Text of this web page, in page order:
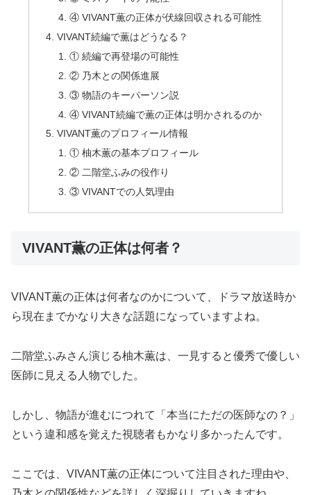
④ VIVANT薫の正体が伏線回収される可能性
VIVANT続編で薫はどうなる？
① 続編で再登場の可能性
② 乃木との関係進展
③ 物語のキーパーソン説
④ VIVANT続編で薫の正体は明かされるのか
VIVANT薫のプロフィール情報
① 柚木薫の基本プロフィール
② 二階堂ふみの役作り
③ VIVANTでの人気理由
VIVANT薫の正体は何者？
VIVANT薫の正体は何者なのかについて、ドラマ放送時か
ら現在までかなり大きな話題になっていますよね。
二階堂ふみさん演じる柚木薫は、一見すると優秀で優しい
医師に見える人物でした。
しかし、物語が進むにつれて「本当にただの医師なの？」
という違和感を覚えた視聴者もかなり多かったんです。
ここでは、VIVANT薫の正体について注目された理由や、